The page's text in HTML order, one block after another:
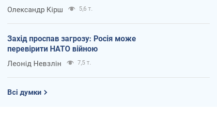
Олександр Кірш 5,6 т.
Захід проспав загрозу: Росія може
перевірити НАТО війною
Леонід Невзлін 7,5 т.
Всі думки